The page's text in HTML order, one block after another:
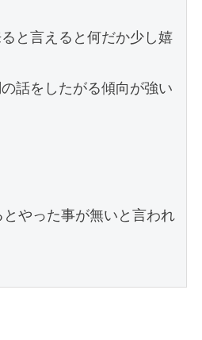
と言えると何だか少し嬉
話をしたがる傾向が強い
やった事が無いと言われ